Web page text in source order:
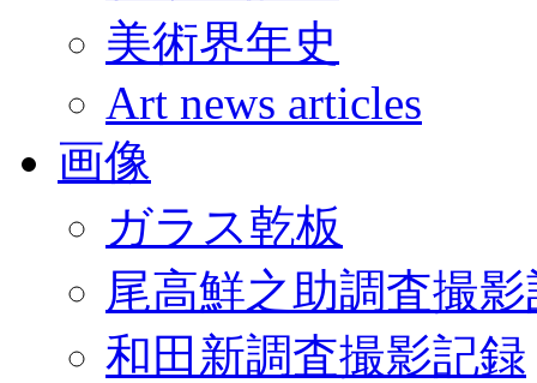
美術界年史
Art news articles
画像
ガラス乾板
尾高鮮之助調査撮
和田新調査撮影記録